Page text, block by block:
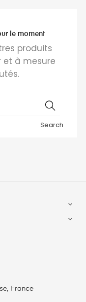
le moment
produits
et à mesure
Search


France